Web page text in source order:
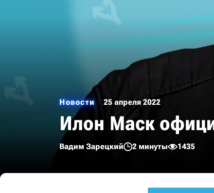
Новости 25 апреля 2022
Илон Маск
Вадим Зарецкий 2 минуты 1435